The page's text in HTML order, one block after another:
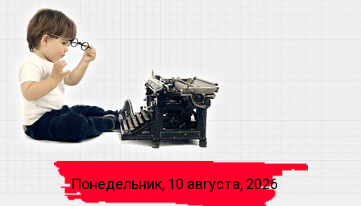
Понедельник, 10 августа, 2026